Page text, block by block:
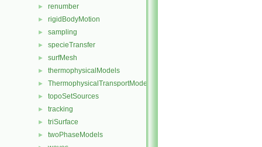
► renumber
► rigidBodyMotion
► sampling
► specieTransfer
► surfMesh
► thermophysicalModels
► ThermophysicalTransportModels
► topoSetSources
► tracking
► triSurface
► twoPhaseModels